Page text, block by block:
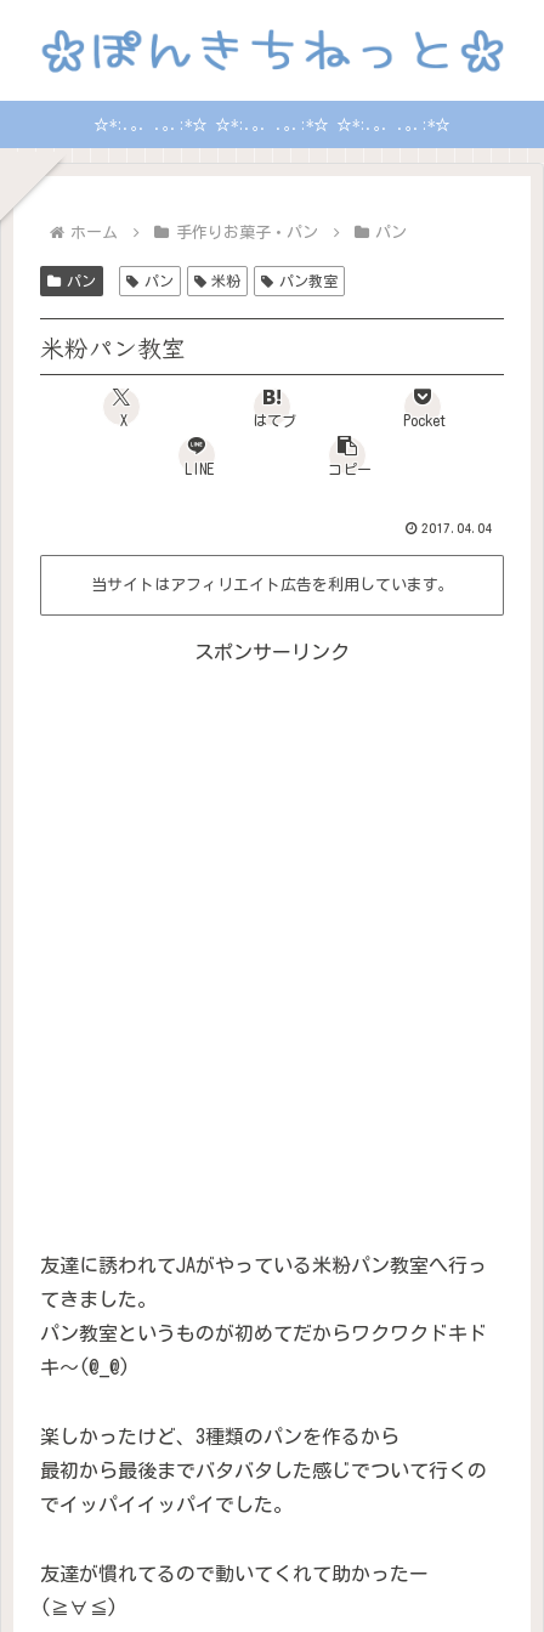
☆*:.｡. .｡.:*☆ ☆*:.｡. .｡.:*☆ ☆*:.｡. .｡.:*☆
ホーム 手作りお菓子・パン パン
パン パン 米粉 パン教室
米粉パン教室
X はてブ Pocket
LINE コピー
2017.04.04
当サイトはアフィリエイト広告を利用しています。
スポンサーリンク
友達に誘われてJAがやっている米粉パン教室へ行っ
てきました。
パン教室というものが初めてだからワクワクドキド
キ〜(@_@)
楽しかったけど、3種類のパンを作るから
最初から最後までバタバタした感じでついて行くの
でイッパイイッパイでした。
友達が慣れてるので動いてくれて助かったー
(≧∀≦)